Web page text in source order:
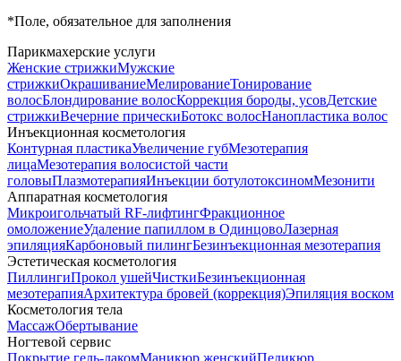
*Поле, обязательное для заполнения
Парикмахерские услуги
Женские стрижкиМужские
стрижкиОкрашиваниеМелированиеТонирование
волосБлондирование волосКоррекция бороды, усовДетские
стрижкиВечерние прическиБотокс волосНанопластика волос
Инъекционная косметология
Контурная пластикаУвеличение губМезотерапия
лицаМезотерапия волосистой части
головыПлазмотерапияИнъекции ботулотоксиномМезонити
Аппаратная косметология
Микроигольчатый RF-лифтингФракционное
омоложениеУдаление папиллом в ОдинцовоЛазерная
эпиляцияКарбоновый пилингБезинъекционная мезотерапия
Эстетическая косметология
ПиллингиПрокол ушейЧисткиБезинъeкционная
мезотерапияАрхитектура бровей (коррекция)Эпиляция воском
Косметология тела
МассажОбертывание
Ногтевой сервис
Покрытие гель-лакомМаникюр женскийПедикюр